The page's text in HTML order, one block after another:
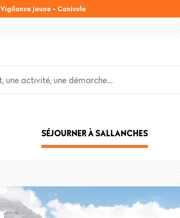
Vigilance jaune - Canicule
SÉJOURNER À SALLANCHES